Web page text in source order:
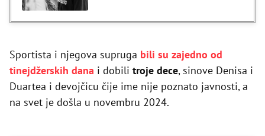
Sportista i njegova supruga bili su zajedno od
tinejdžerskih dana i dobili troje dece, sinove Denisa i
Duartea i devojčicu čije ime nije poznato javnosti, a
na svet je došla u novembru 2024.